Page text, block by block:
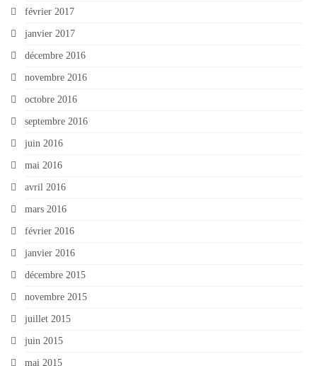
février 2017
janvier 2017
décembre 2016
novembre 2016
octobre 2016
septembre 2016
juin 2016
mai 2016
avril 2016
mars 2016
février 2016
janvier 2016
décembre 2015
novembre 2015
juillet 2015
juin 2015
mai 2015